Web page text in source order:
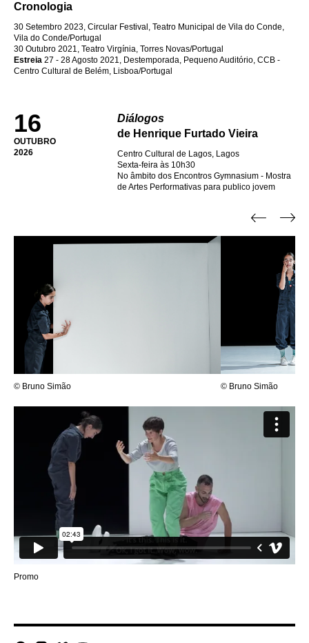
Cronologia
30 Setembro 2023, Circular Festival, Teatro Municipal de Vila do Conde,
Vila do Conde/Portugal
30 Outubro 2021, Teatro Virgínia, Torres Novas/Portugal
Estreia 27 - 28 Agosto 2021, Destemporada, Pequeno Auditório, CCB -
Centro Cultural de Belém, Lisboa/Portugal
16
OUTUBRO
2026
Diálogos
de Henrique Furtado Vieira
Centro Cultural de Lagos, Lagos
Sexta-feira às 10h30
No âmbito dos Encontros Gymnasium - Mostra
de Artes Performativas para publico jovem
© Bruno Simão © Bruno Simão
Promo